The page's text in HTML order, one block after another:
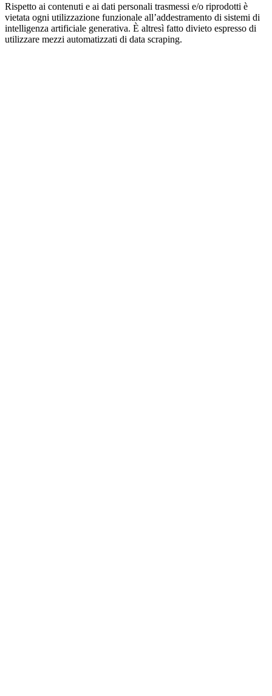
Rispetto ai contenuti e ai dati personali trasmessi e/o riprodotti è
vietata ogni utilizzazione funzionale all’addestramento di sistemi di
intelligenza artificiale generativa. È altresì fatto divieto espresso di
utilizzare mezzi automatizzati di data scraping.